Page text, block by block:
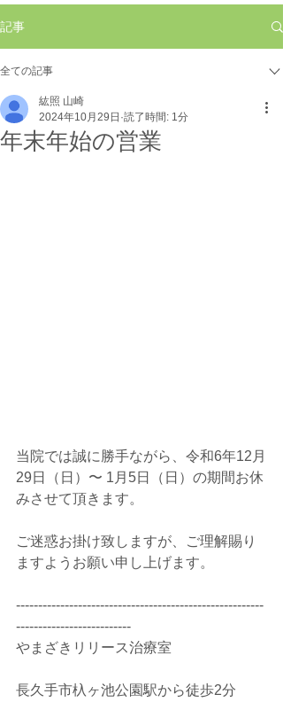
記事
全ての記事
年末年始の営業
紘照 山崎
2024年10月29日 読了時間: 1分
当院では誠に勝手ながら、令和6年12月
29日（日）〜 1月5日（日）の期間お休
みさせて頂きます。
ご迷惑お掛け致しますが、ご理解賜り
ますようお願い申し上げます。
--------------------------------------------------------
--------------------------
やまざきリリース治療室
長久手市杁ヶ池公園駅から徒歩2分